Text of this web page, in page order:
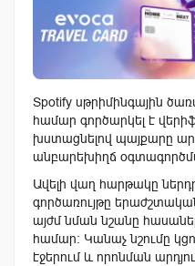
Spotify սթրիմինգային
համար գործարկել է
խստացնելով պայքարը
անբարեխիղճ
Ավելի վաղ հարթակը
գործառույթը
այժմ նման նշանը
համար։ Կանաչ նշումը
էջերում և որոնման